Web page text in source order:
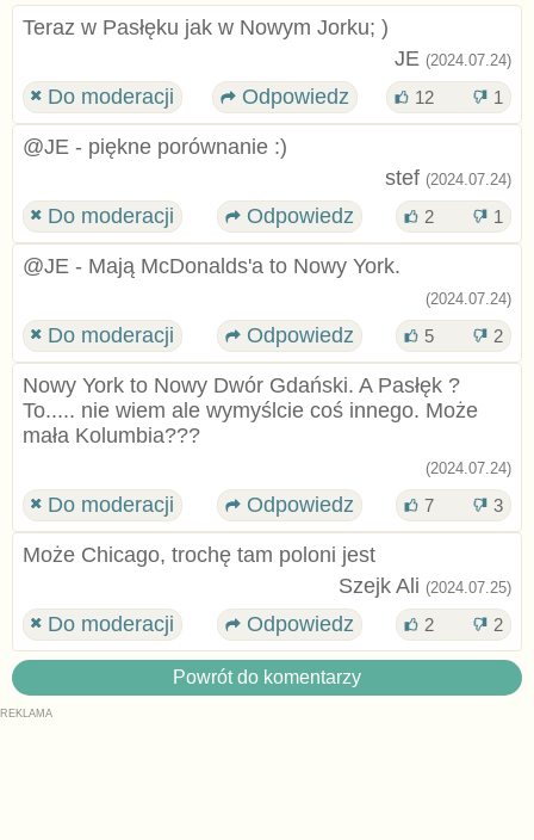
Teraz w Pasłęku jak w Nowym Jorku; )
JE (2024.07.24)
Do moderacji Odpowiedz 12 1
@JE - piękne porównanie :)
stef (2024.07.24)
Do moderacji Odpowiedz 2 1
@JE - Mają McDonalds'a to Nowy York.
(2024.07.24)
Do moderacji Odpowiedz 5 2
Nowy York to Nowy Dwór Gdański. A Pasłęk ?
To..... nie wiem ale wymyślcie coś innego. Może
mała Kolumbia???
(2024.07.24)
Do moderacji Odpowiedz 7 3
Może Chicago, trochę tam poloni jest
Szejk Ali (2024.07.25)
Do moderacji Odpowiedz 2 2
Powrót do komentarzy